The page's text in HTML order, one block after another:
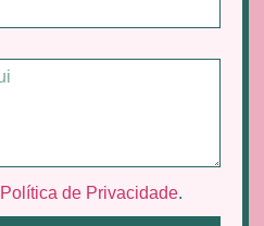
Política de Privacidade.